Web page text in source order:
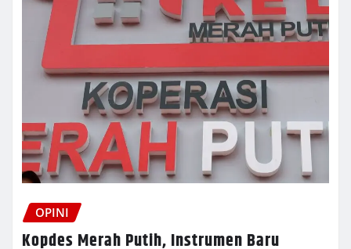
OPINI
Kopdes Merah Putih, Instrumen Baru